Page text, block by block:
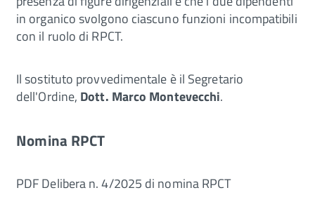
in organico svolgono ciascuno funzioni incompatibili
con il ruolo di RPCT.
Il sostituto provvedimentale è il Segretario
dell'Ordine, Dott. Marco Montevecchi.
Nomina RPCT
PDFDelibera n. 4/2025 di nomina RPCT